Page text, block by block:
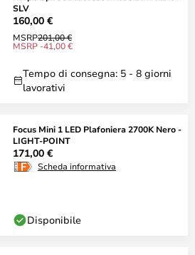
SLV
160,00 €
MSRP201,00 €
MSRP -41,00 €
Tempo di consegna: 5 - 8 giorni
lavorativi
Focus Mini 1 LED Plafoniera 2700K Nero -
LIGHT-POINT
171,00 €
Scheda informativa
Disponibile